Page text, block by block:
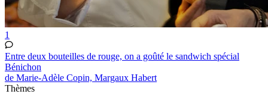
1
Entre deux bouteilles de rouge, on a goûté le sandwich spécial
Bénichon
de Marie-Adèle Copin, Margaux Habert
Thèmes